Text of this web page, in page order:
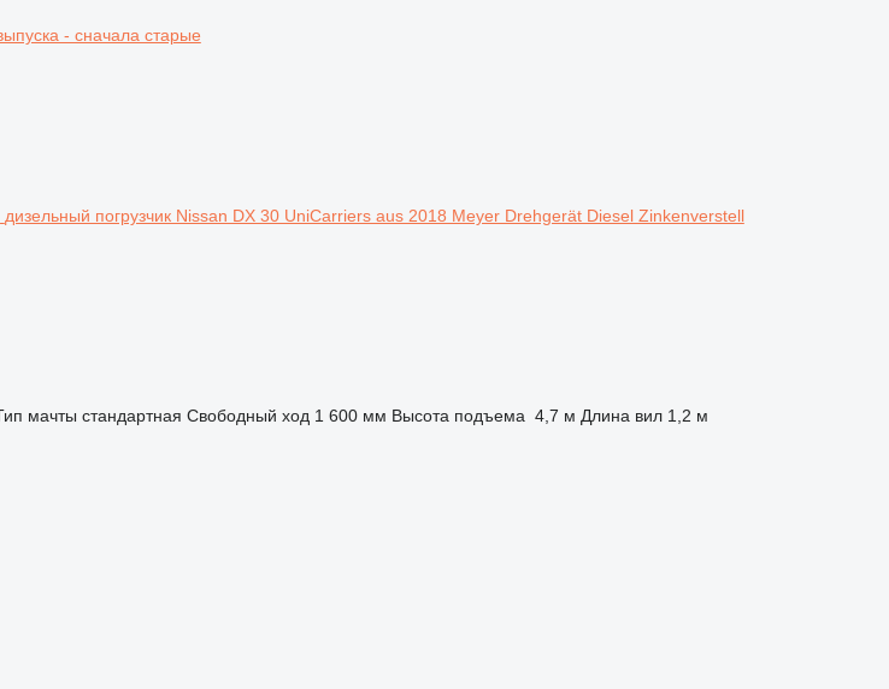
- сначала старые
дизельный погрузчик Nissan DX 30 UniCarriers aus 2018 Meyer Drehgerät Diesel Zinkenverstell
мачты стандартная Свободный ход 1 600 мм Высота подъема 4,7 м Длина вил 1,2 м